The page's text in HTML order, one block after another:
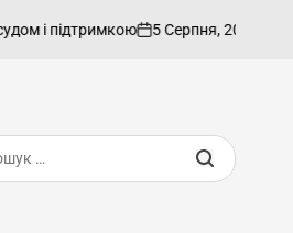
on
5 Серпня, 2026
Опубліковано
admin